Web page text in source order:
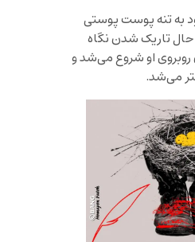
به تنه پوست پوستی
حال تاریک شدن نگاه
او شروع می‌شد و
می‌شد.